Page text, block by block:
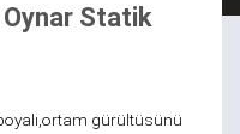
Statik
gürültüsünü